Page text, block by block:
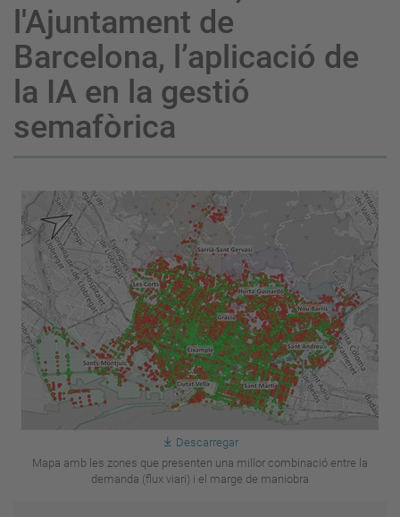
l'Ajuntament de
Barcelona, l’aplicació de
la IA en la gestió
semafòrica
Descarregar
Mapa amb les zones que presenten una millor combinació entre la
demanda (flux viari) i el marge de maniobra